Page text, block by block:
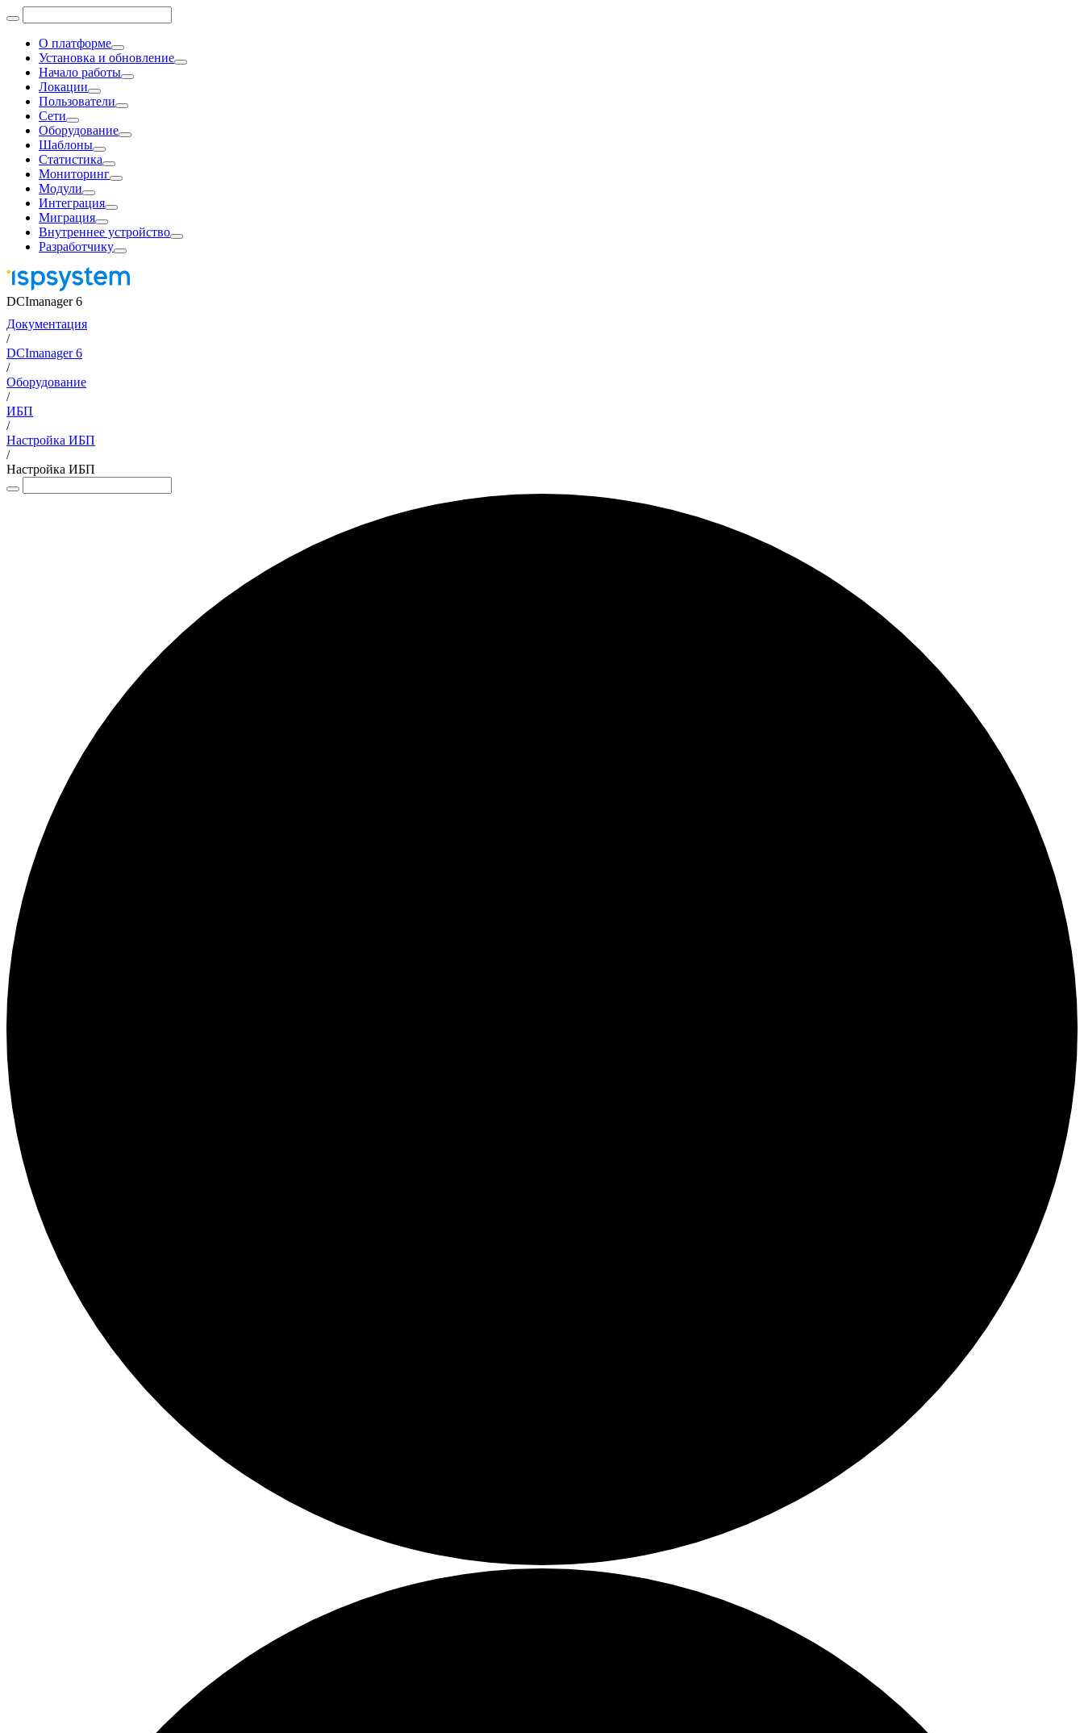
О платформе
Установка и обновление
Начало работы
Локации
Пользователи
Сети
Оборудование
Шаблоны
Статистика
Мониторинг
Модули
Интеграция
Миграция
Внутреннее устройство
Разработчику
DCImanager 6
Документация
/
DCImanager 6
/
Оборудование
/
ИБП
/
Настройка ИБП
/
Настройка ИБП